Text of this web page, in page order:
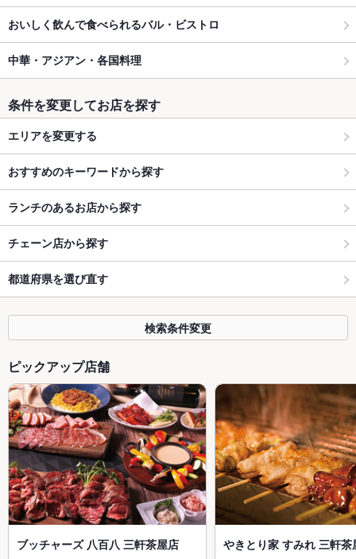
おいしく飲んで食べられるバル・ビストロ
中華・アジアン・各国料理
条件を変更してお店を探す
エリアを変更する
おすすめのキーワードから探す
ランチのあるお店から探す
チェーン店から探す
都道府県を選び直す
検索条件変更
ピックアップ店舗
ブッチャーズ 八百八 三軒茶屋店 やきとり家 すみれ 三軒茶